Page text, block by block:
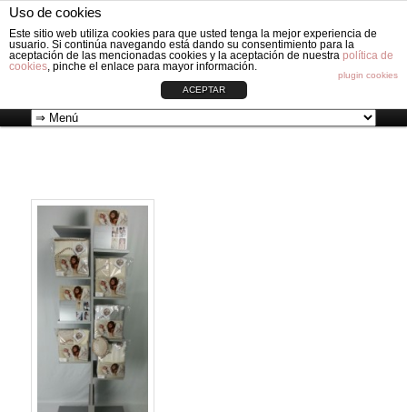
Uso de cookies
Este sitio web utiliza cookies para que usted tenga la mejor experiencia de
usuario. Si continúa navegando está dando su consentimiento para la
aceptación de las mencionadas cookies y la aceptación de nuestra política de
cookies, pinche el enlace para mayor información.
plugin cookies
ACEPTAR
VESTIDURAS ORIGINAL CIRCLE
Fabricación de vestiduras para carros de Bebé: Fundas, Sacos, Capotas,
Capazos, Sombrillas, Bolsos y Grupos cero.
Ir
contenido
principal